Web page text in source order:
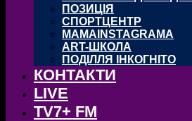
ПОЗИЦІЯ
СПОРТЦЕНТР
MAMAINSTAGRAMA
ART-ШКОЛА
ПОДІЛЛЯ ІНКОГНІТО
КОНТАКТИ
LIVE
TV7+ FM